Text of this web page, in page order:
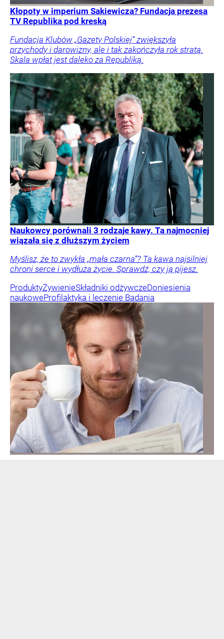
Kłopoty w imperium Sakiewicza? Fundacja prezesa
TV Republika pod kreską
Fundacja Klubów „Gazety Polskiej” zwiększyła
przychody i darowizny, ale i tak zakończyła rok stratą.
Skala wpłat jest daleko za Republiką.
Naukowcy porównali 3 rodzaje kawy. Ta najmocniej
wiązała się z dłuższym życiem
Myślisz, że to zwykła „mała czarna”? Ta kawa najsilniej
chroni serce i wydłuża życie. Sprawdź, czy ją pijesz.
ProduktyŻywienieSkładniki odżywczeDoniesienia
naukoweProfilaktyka i leczenie Badania